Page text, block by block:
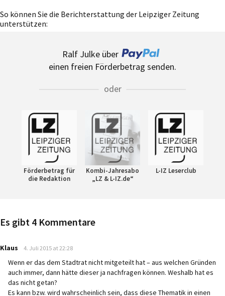
So können Sie die Berichterstattung der Leipziger Zeitung
unterstützen:
Ralf Julke über
einen freien Förderbetrag senden.
oder
Förderbetrag für
die Redaktion
Kombi-Jahresabo
„LZ & L-IZ.de“
L-IZ Leserclub
Es gibt 4 Kommentare
Klaus says:
4. Juli 2015 at 22:28
Wenn er das dem Stadtrat nicht mitgeteilt hat – aus welchen Gründen
auch immer, dann hätte dieser ja nachfragen können. Weshalb hat es
das nicht getan?
Es kann bzw. wird wahrscheinlich sein, dass diese Thematik in einen